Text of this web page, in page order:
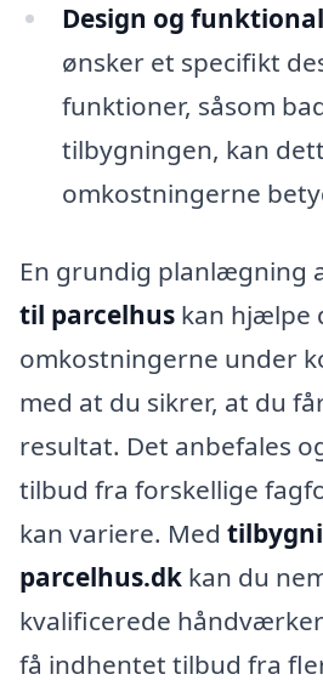
Design og
ønsker et specifikt
funktioner, såsom
tilbygningen, kan
omkostningerne
En grundig planlægning
til parcelhus kan hjælpe
omkostningerne under
med at du sikrer, at du
resultat. Det anbefales
tilbud fra forskellige
kan variere. Med
parcelhus.dk kan du
kvalificerede
få indhentet tilbud fra